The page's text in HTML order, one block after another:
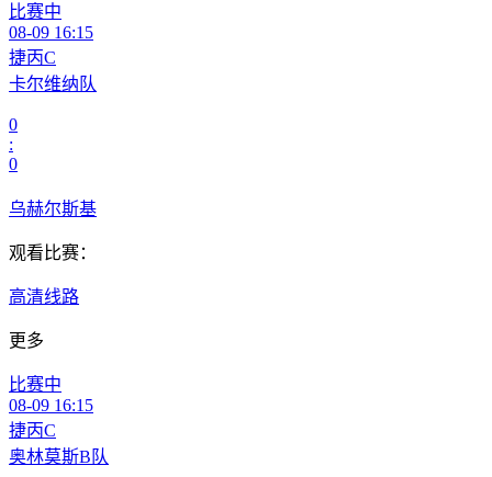
比赛中
08-09 16:15
捷丙C
卡尔维纳队
0
:
0
乌赫尔斯基
观看比赛：
高清线路
更多
比赛中
08-09 16:15
捷丙C
奥林莫斯B队